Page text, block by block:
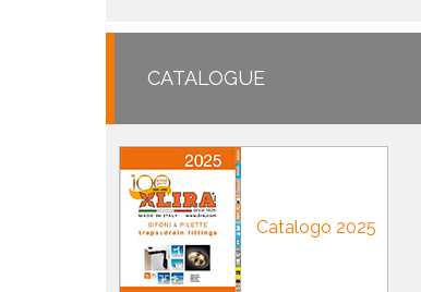
CATALOGUE
Catalogo 2025